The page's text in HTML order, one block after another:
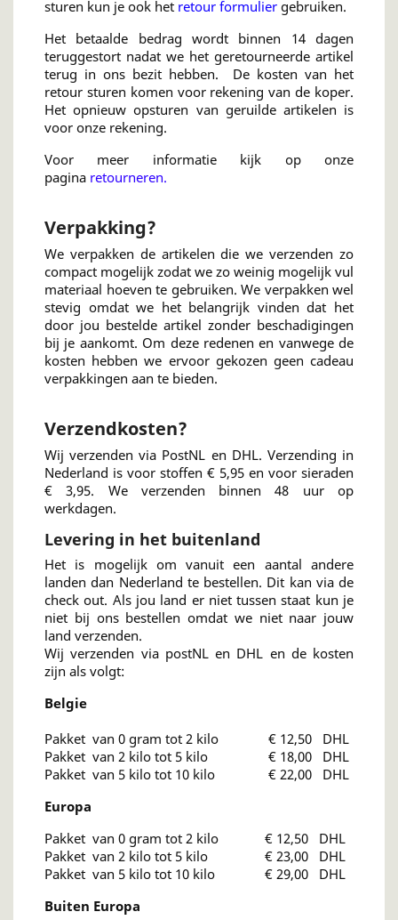
sturen kun je ook het retour formulier gebruiken.
Het betaalde bedrag wordt binnen 14 dagen
teruggestort nadat we het geretourneerde artikel
terug in ons bezit hebben. De kosten van het
retour sturen komen voor rekening van de koper.
Het opnieuw opsturen van geruilde artikelen is
voor onze rekening.
Voor meer informatie kijk op onze
pagina retourneren.
Verpakking?
We verpakken de artikelen die we verzenden zo
compact mogelijk zodat we zo weinig mogelijk vul
materiaal hoeven te gebruiken. We verpakken wel
stevig omdat we het belangrijk vinden dat het
door jou bestelde artikel zonder beschadigingen
bij je aankomt. Om deze redenen en vanwege de
kosten hebben we ervoor gekozen geen cadeau
verpakkingen aan te bieden.
Verzendkosten?
Wij verzenden via PostNL en DHL. Verzending in
Nederland is voor stoffen € 5,95 en voor sieraden
€ 3,95. We verzenden binnen 48 uur op
werkdagen.
Levering in het buitenland
Het is mogelijk om vanuit een aantal andere
landen dan Nederland te bestellen. Dit kan via de
check out. Als jou land er niet tussen staat kun je
niet bij ons bestellen omdat we niet naar jouw
land verzenden.
Wij verzenden via postNL en DHL en de kosten
zijn als volgt:
Belgie
Pakket van 0 gram tot 2 kilo € 12,50 DHL
Pakket van 2 kilo tot 5 kilo € 18,00 DHL
Pakket van 5 kilo tot 10 kilo € 22,00 DHL
Europa
Pakket van 0 gram tot 2 kilo € 12,50 DHL
Pakket van 2 kilo tot 5 kilo € 23,00 DHL
Pakket van 5 kilo tot 10 kilo € 29,00 DHL
Buiten Europa